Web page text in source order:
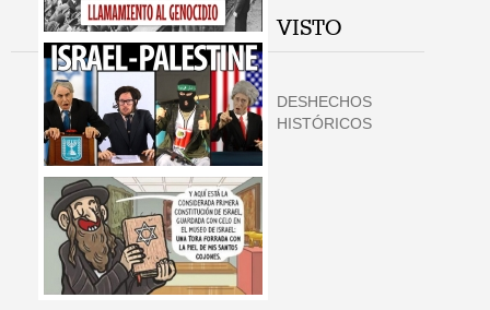
VISTO
DESHECHOS
HISTÓRICOS